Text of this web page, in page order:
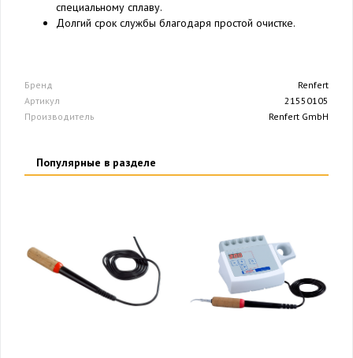
специальному сплаву.
Долгий срок службы благодаря простой очистке.
Бренд
Renfert
Артикул
21550105
Производитель
Renfert GmbH
Популярные в разделе